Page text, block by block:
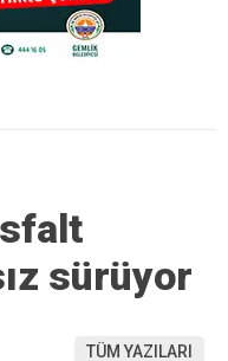
sürüyor
TÜM YAZILARI